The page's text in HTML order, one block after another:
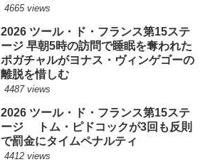
4665 views
2026 ツール・ド・フランス第15ステ
ージ 早朝5時の訪問で睡眠を奪われた
ポガチャルがヨナス・ヴィンゲゴーの
離脱を惜しむ
4487 views
2026 ツール・ド・フランス第15ステ
ージ トム・ピドコックが3回も反則
で罰金にタイムペナルティ
4412 views